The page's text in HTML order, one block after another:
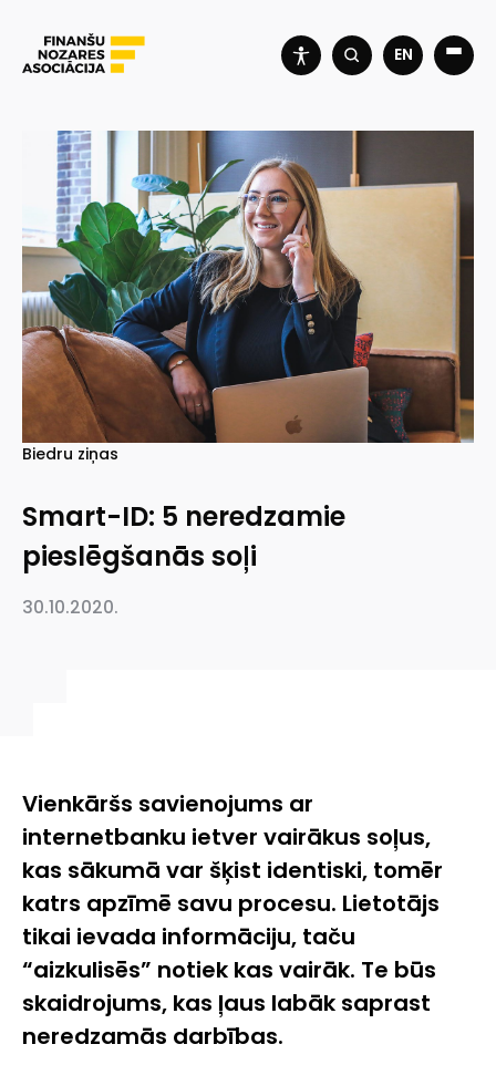
EN
Biedru ziņas
Smart-ID: 5 neredzamie
pieslēgšanās soļi
30.10.2020.
Vienkāršs savienojums ar
internetbanku ietver vairākus soļus,
kas sākumā var šķist identiski, tomēr
katrs apzīmē savu procesu. Lietotājs
tikai ievada informāciju, taču
“aizkulisēs” notiek kas vairāk. Te būs
skaidrojums, kas ļaus labāk saprast
neredzamās darbības.